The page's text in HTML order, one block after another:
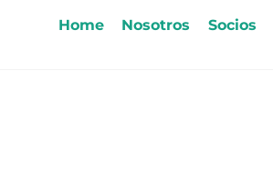
Home Nosotros Socios